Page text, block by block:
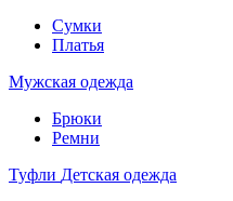
Сумки
Платья
Мужская одежда
Брюки
Ремни
Туфли Детская одежда